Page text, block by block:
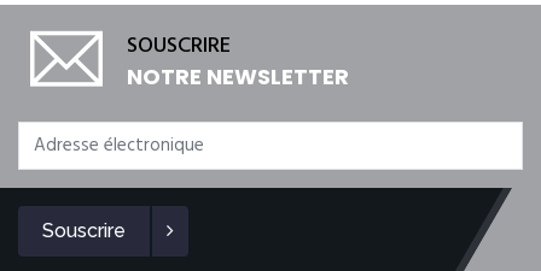
SOUSCRIRE
NOTRE NEWSLETTER
Souscrire